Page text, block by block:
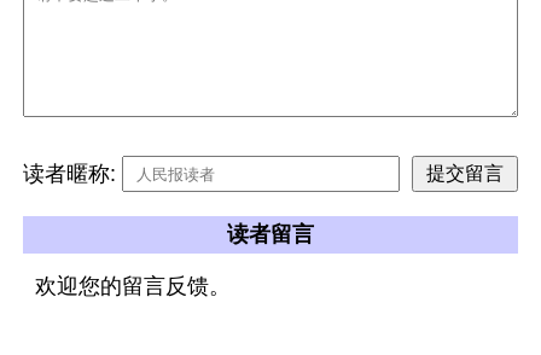
读者暱称:
读者留言
欢迎您的留言反馈。